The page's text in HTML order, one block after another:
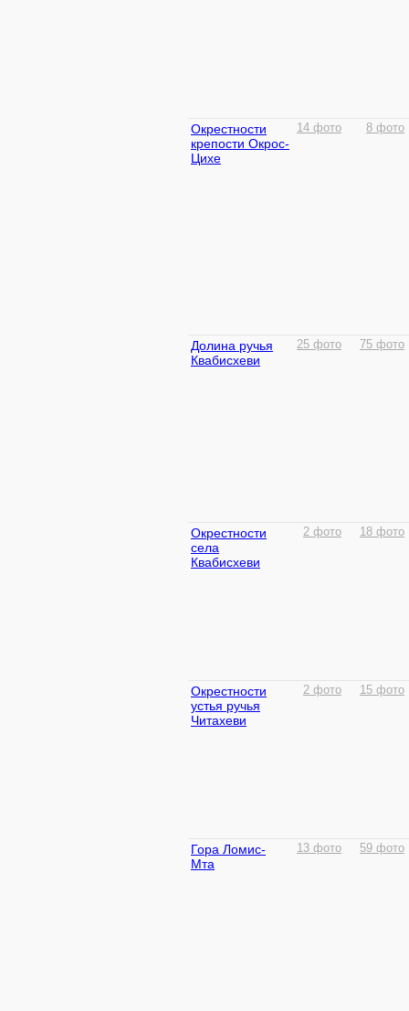
Окрестности
крепости Окрос-
Цихе
14 фото 8 фото
Долина ручья
Квабисхеви
25 фото 75 фото
Окрестности
села
Квабисхеви
2 фото 18 фото
Окрестности
устья ручья
Читахеви
2 фото 15 фото
Гора Ломис-
Мта
13 фото 59 фото